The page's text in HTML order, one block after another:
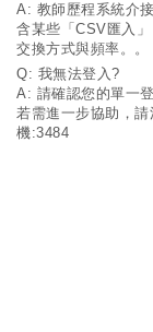
A: 教師歷程系統介
含某些「CSV匯入
交換方式與頻率。。
Q: 我無法登入?
A: 請確認您的單一
若需進一步協助，
機:3484